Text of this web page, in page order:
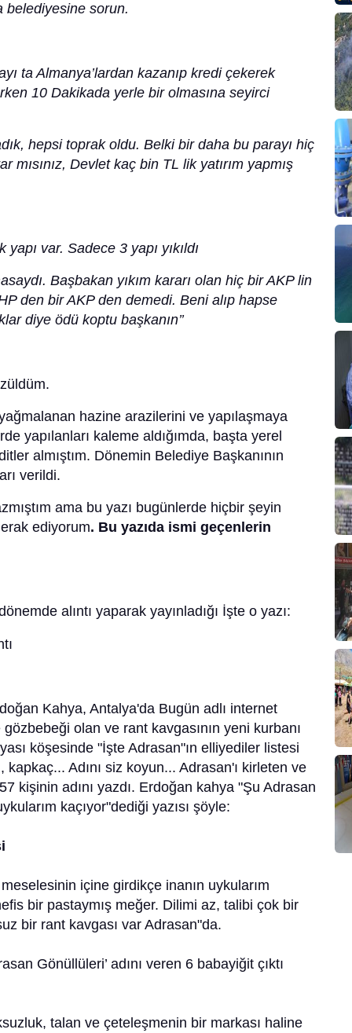
belediyesine sorun.
ta Almanya’lardan kazanıp kredi çekerek
10 Dakikada yerle bir olmasına seyirci
hepsi toprak oldu. Belki bir daha bu parayı hiç
mısınız, Devlet kaç bin TL lik yatırım yapmış
var. Sadece 3 yapı yıkıldı
Başbakan yıkım kararı olan hiç bir AKP lin
den bir AKP den demedi. Beni alıp hapse
diye ödü koptu başkanın’’
hazine arazilerini ve yapılaşmaya
yapılanları kaleme aldığımda, başta yerel
almıştım. Dönemin Belediye Başkanının
verildi.
ama bu yazı bugünlerde hiçbir şeyin
ediyorum. Bu yazıda ismi geçenlerin
alıntı yaparak yayınladığı İşte o yazı:
Kahya, Antalya'da Bugün adlı internet
olan ve rant kavgasının yeni kurbanı
köşesinde "İşte Adrasan"ın elliyediler listesi
Adını siz koyun... Adrasan'ı kirleten ve
kişinin adını yazdı. Erdoğan kahya "Şu Adrasan
kaçıyor"dediği yazısı şöyle:
içine girdikçe inanın uykularım
bir pastaymış meğer. Dilimi az, talibi çok bir
bir rant kavgası var Adrasan"da.
Gönüllüleri’ adını veren 6 babayiğit çıktı
talan ve çeteleşmenin bir markası haline